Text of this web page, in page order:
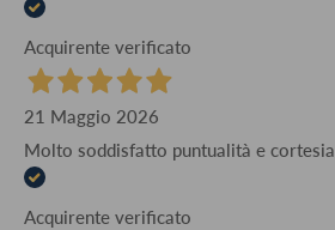
Acquirente verificato
21 Maggio 2026
Molto soddisfatto puntualità e cortesia
Acquirente verificato